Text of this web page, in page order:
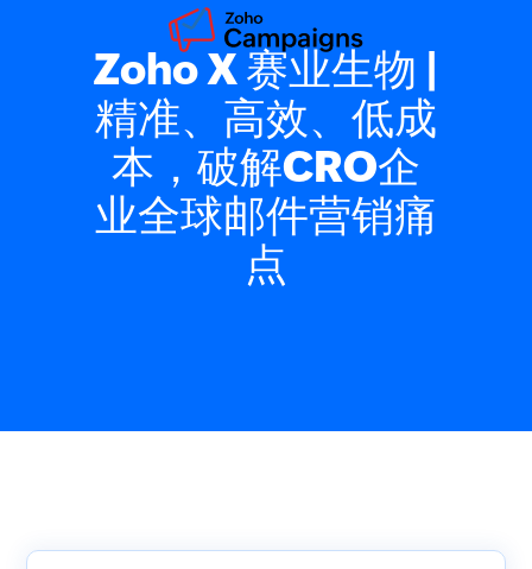
Zoho X 赛业生物 |
精准、高效、低成
本，破解CRO企
业全球邮件营销痛
点